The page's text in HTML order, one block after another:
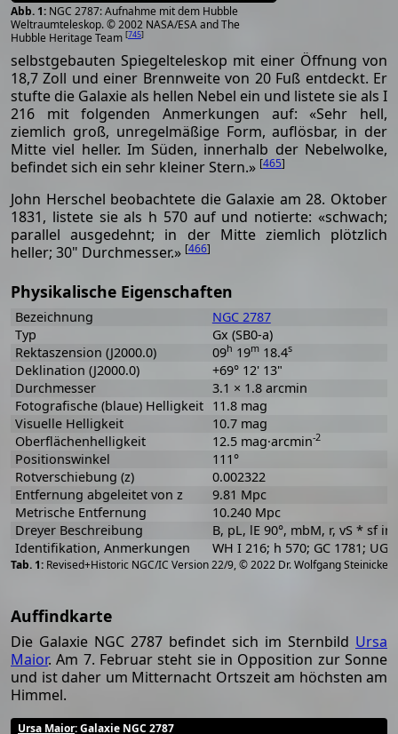
NGC 2787: Aufnahme mit dem Hubble
Weltraumteleskop. © 2002 NASA/ESA and The
Hubble Heritage Team [745]
selbstgebauten Spiegelteleskop mit einer Öffnung von
18,7 Zoll und einer Brennweite von 20 Fuß entdeckt. Er
stufte die Galaxie als hellen Nebel ein und listete sie als I
216 mit folgenden Anmerkungen auf: «Sehr hell,
ziemlich groß, unregelmäßige Form, auflösbar, in der
Mitte viel heller. Im Süden, innerhalb der Nebelwolke,
befindet sich ein sehr kleiner Stern.» [465]
John Herschel beobachtete die Galaxie am 28. Oktober
1831, listete sie als h 570 auf und notierte: «schwach;
parallel ausgedehnt; in der Mitte ziemlich plötzlich
heller; 30" Durchmesser.» [466]
Physikalische Eigenschaften
Revised+Historic NGC/IC Version 22/9, © 2022 Dr. Wolfgang Steinicke
Bezeichnung
NGC 2787
Typ
Gx (SB0-a)
Rektaszension (J2000.0)
09h 19m18.4s
Deklination (J2000.0)
+69° 12' 13"
Durchmesser
3.1 × 1.8 arcmin
Fotografische (blaue) Helligkeit 11.8 mag
Visuelle Helligkeit
10.7 mag
Oberflächenhelligkeit
12.5 mag·arcmin-2
Positionswinkel
111°
Rotverschiebung (z)
0.002322
Entfernung abgeleitet von z
9.81 Mpc
Metrische Entfernung
10.240 Mpc
Dreyer Beschreibung
B, pL, lE 90°, mbM, r, vS * sf inv
Identifikation, Anmerkungen
WH I 216; h 570; GC 1781;
Auffindkarte
Die Galaxie NGC 2787 befindet sich im Sternbild Ursa
Maior. Am 7. Februar steht sie in Opposition zur Sonne
und ist daher um Mitternacht Ortszeit am höchsten am
Himmel.
Ursa Maior: Galaxie NGC 2787